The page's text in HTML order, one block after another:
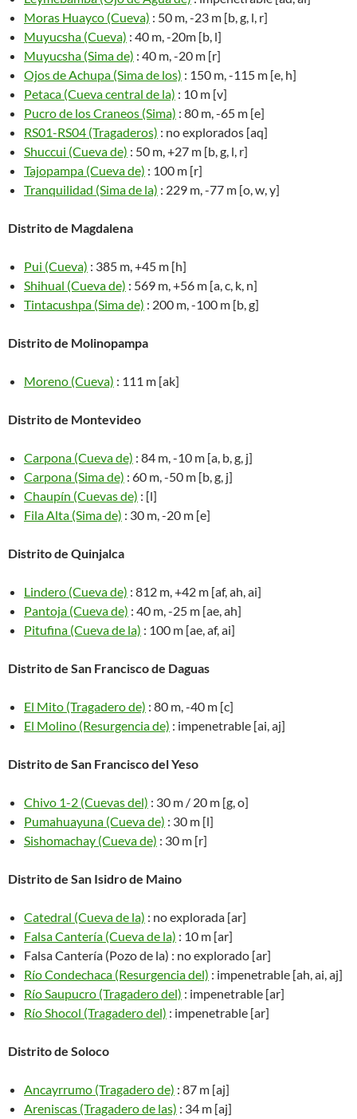
Moras Huayco (Cueva) : 50 m, -23 m [b, g, l, r]
Muyucsha (Cueva) : 40 m, -20m [b, l]
Muyucsha (Sima de) : 40 m, -20 m [r]
Ojos de Achupa (Sima de los) : 150 m, -115 m [e, h]
Petaca (Cueva central de la) : 10 m [v]
Pucro de los Craneos (Sima) : 80 m, -65 m [e]
RS01-RS04 (Tragaderos) : no explorados [aq]
Shuccui (Cueva de) : 50 m, +27 m [b, g, l, r]
Tajopampa (Cueva de) : 100 m [r]
Tranquilidad (Sima de la) : 229 m, -77 m [o, w, y]
Distrito de Magdalena
Pui (Cueva) : 385 m, +45 m [h]
Shihual (Cueva de) : 569 m, +56 m [a, c, k, n]
Tintacushpa (Sima de) : 200 m, -100 m [b, g]
Distrito de Molinopampa
Moreno (Cueva) : 111 m [ak]
Distrito de Montevideo
Carpona (Cueva de) : 84 m, -10 m [a, b, g, j]
Carpona (Sima de) : 60 m, -50 m [b, g, j]
Chaupín (Cuevas de) : [l]
Fila Alta (Sima de) : 30 m, -20 m [e]
Distrito de Quinjalca
Lindero (Cueva de) : 812 m, +42 m [af, ah, ai]
Pantoja (Cueva de) : 40 m, -25 m [ae, ah]
Pitufina (Cueva de la) : 100 m [ae, af, ai]
Distrito de San Francisco de Daguas
El Mito (Tragadero de) : 80 m, -40 m [c]
El Molino (Resurgencia de) : impenetrable [ai, aj]
Distrito de San Francisco del Yeso
Chivo 1-2 (Cuevas del) : 30 m / 20 m [g, o]
Pumahuayuna (Cueva de) : 30 m [l]
Sishomachay (Cueva de) : 30 m [r]
Distrito de San Isidro de Maino
Catedral (Cueva de la) : no explorada [ar]
Falsa Cantería (Cueva de la) : 10 m [ar]
Falsa Cantería (Pozo de la) : no explorado [ar]
Río Condechaca (Resurgencia del) : impenetrable [ah, ai, aj]
Río Saupucro (Tragadero del) : impenetrable [ar]
Río Shocol (Tragadero del) : impenetrable [ar]
Distrito de Soloco
Ancayrrumo (Tragadero de) : 87 m [aj]
Areniscas (Tragadero de las) : 34 m [aj]